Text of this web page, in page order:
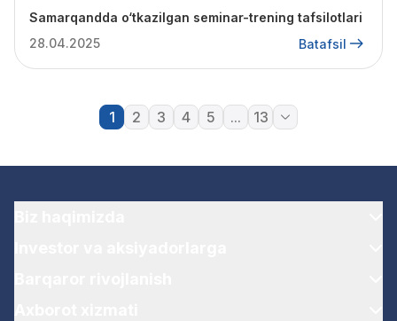
Samarqandda o‘tkazilgan seminar-trening tafsilotlari
28.04.2025
Batafsil
1 2 3 4 5 ... 13